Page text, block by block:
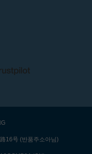
16号 (반품주소아님)